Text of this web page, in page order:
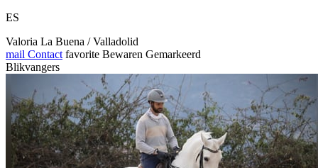
ES
Valoria La Buena / Valladolid
mail Contact favorite Bewaren Gemarkeerd
Blikvangers